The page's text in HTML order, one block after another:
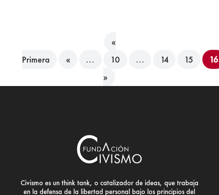
«
Primera
« ... 10 ... 14 15
16
»
Civismo es un think tank, o catalizador de ideas, que trabaja
en la defensa de la libertad personal bajo los principios del